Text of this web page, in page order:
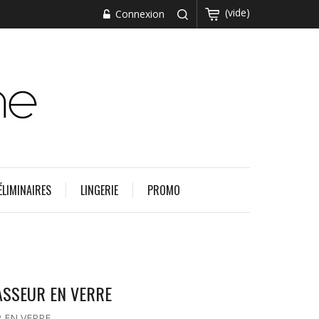
(vide)
Connexion
LINGERIE PROMO
EN VERRE